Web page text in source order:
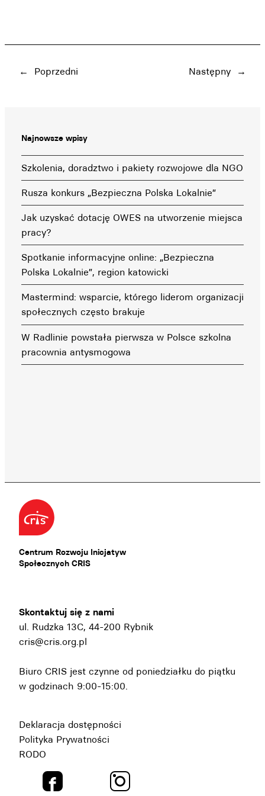
← Poprzedni Następny →
Najnowsze wpisy
Szkolenia, doradztwo i pakiety rozwojowe dla NGO
Rusza konkurs „Bezpieczna Polska Lokalnie”
Jak uzyskać dotację OWES na utworzenie miejsca
pracy?
Spotkanie informacyjne online: „Bezpieczna
Polska Lokalnie”, region katowicki
Mastermind: wsparcie, którego liderom organizacji
społecznych często brakuje
W Radlinie powstała pierwsza w Polsce szkolna
pracownia antysmogowa
Centrum Rozwoju Inicjatyw
Społecznych CRIS
Skontaktuj się z nami
ul. Rudzka 13C, 44-200 Rybnik
cris@cris.org.pl
Biuro CRIS jest czynne od poniedziałku do piątku
w godzinach 9:00-15:00.
Deklaracja dostępności
Polityka Prywatności
RODO